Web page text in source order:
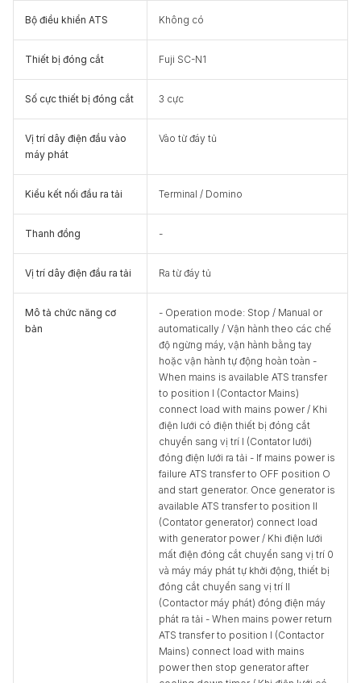
Bộ điều khiển ATS Không có
Thiết bị đóng cắt Fuji SC-N1
Số cực thiết bị đóng cắt 3 cực
Vị trí dây điện đầu vào
máy phát
Vào từ đáy tủ
Kiểu kết nối đầu ra tải Terminal / Domino
Thanh đồng -
Vị trí dây điện đầu ra tải Ra từ đáy tủ
Mô tả chức năng cơ
bản
- Operation mode: Stop / Manual or
automatically / Vận hành theo các chế
độ ngừng máy, vận hành bằng tay
hoặc vận hành tự động hoàn toàn -
When mains is available ATS transfer
to position I (Contactor Mains)
connect load with mains power / Khi
điện lưới có điện thiết bị đóng cắt
chuyển sang vị trí I (Contator lưới)
đóng điện lưới ra tải - If mains power is
failure ATS transfer to OFF position O
and start generator. Once generator is
available ATS transfer to position II
(Contator generator) connect load
with generator power / Khi điện lưới
mất điện đóng cắt chuyển sang vị trí 0
và máy máy phát tự khởi động, thiết bị
đóng cắt chuyển sang vị trí II
(Contactor máy phát) đóng điện máy
phát ra tải - When mains power return
ATS transfer to position I (Contactor
Mains) connect load with mains
power then stop generator after